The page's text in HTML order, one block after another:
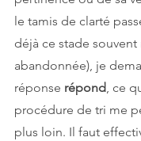
le tamis de clarté
déjà ce stade
abandonnée), je
réponse répond, ce
procédure de tri me
plus loin. Il faut